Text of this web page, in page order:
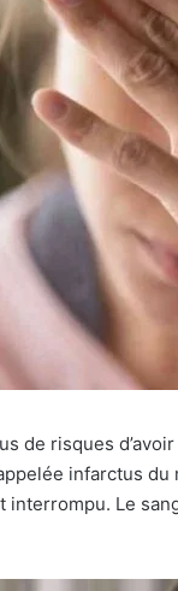
de risques
infarctus
Le